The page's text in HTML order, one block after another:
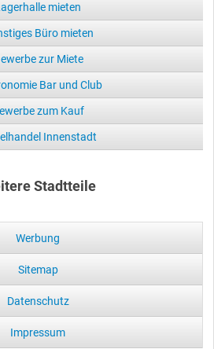
mieten
Büro mieten
zur Miete
Bar und Club
zum Kauf
Innenstadt
Stadtteile
Werbung
Sitemap
Datenschutz
Impressum